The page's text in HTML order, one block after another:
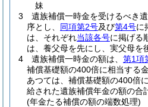
妹
3
遺族補償一時金を受けるべき遺
序とし、 同項第2号及び第4号に
は、それぞれ当該各号に掲げる
は、養父母を先にし、実父母を
4
遺族補償一時金の額は、 第1項
補償基礎額の400倍に相当する金
あつては、補償基礎額の400倍
給された遺族補償年金の額の合
(年金たる補償の額の端数処理)